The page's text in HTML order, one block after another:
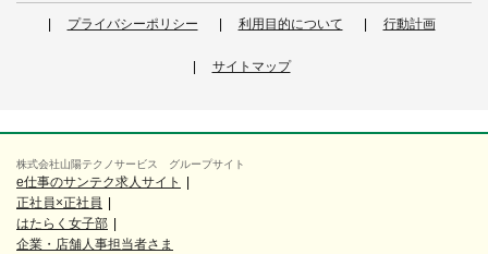
プライバシーポリシー 利用目的について 行動計画
サイトマップ
株式会社山陽テクノサービス グループサイト
e仕事のサンテク求人サイト
正社員×正社員
はたらく女子部
企業・店舗人事担当者さま